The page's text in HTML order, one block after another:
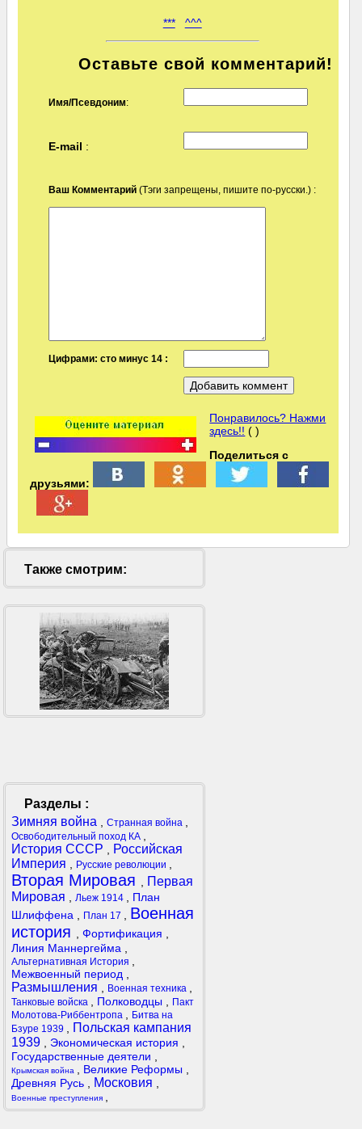
*** ^^^
Оставьте свой комментарий!
Имя/Псевдоним:
E-mail :
Ваш Комментарий (Тэги запрещены, пишите по-русски.) :
Цифрами: сто минус 14 :
Понравилось? Нажми
здесь!! ( )
Поделиться с
друзьями:
Также смотрим:
Разделы :
Зимняя война
Странная война
Освободительный поход КА
История СССР
Российская
Империя
Русские революции
Вторая Мировая
Первая
Мировая
Льеж 1914
План
Шлиффена
План 17
Военная
история
Фортификация
Линия Маннергейма
Альтернативная История
Межвоенный период
Размышления Военная техника
Танковые войска Полководцы
Пакт
Молотова-Риббентропа
Битва на
Бзуре 1939
Польская кампания
1939
Экономическая история
Государственные деятели
Крымская война Великие Реформы
Древняя Русь
Московия
Военные преступления